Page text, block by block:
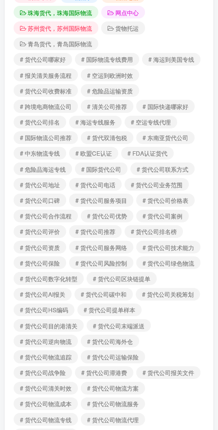
珠海货代，珠海国际物流
网点中心
苏州货代，苏州国际物流
货物托运
青岛货代，青岛国际物流
# 货代公司哪家好
# 国际物流专线费用
# 海运到美国专线
# 报关清关服务流程
# 空运到欧洲时效
# 货代公司收费标准
# 危险品运输资质
# 跨境电商物流公司
# 清关公司推荐
# 国际快递哪家好
# 货代公司排名
# 海运专线服务
# 空运专线代理
# 国际物流公司推荐
# 货代双清包税
# 东南亚货代公司
# 中东物流专线
# 欧盟CE认证
# FDA认证货代
# 危险品海运专线
# 国际货代公司
# 货代公司联系方式
# 货代公司地址
# 货代公司电话
# 货代公司业务范围
# 货代公司口碑
# 货代公司服务项目
# 货代公司价格表
# 货代公司合作流程
# 货代公司优势
# 货代公司案例
# 货代公司评价
# 货代公司推荐
# 货代公司排名榜
# 货代公司资质
# 货代公司服务网络
# 货代公司技术能力
# 货代公司保险
# 货代公司风险控制
# 货代公司绿色物流
# 货代公司数字化转型
# 货代公司区块链提单
# 货代公司AI报关
# 货代公司碳中和
# 货代公司关税筹划
# 货代公司HS编码
# 货代公司提单样本
# 货代公司目的港清关
# 货代公司末端派送
# 货代公司逆向物流
# 货代公司海外仓
# 货代公司物流追踪
# 货代公司运输保险
# 货代公司战争险
# 货代公司滞港费
# 货代公司报关文件
# 货代公司清关时效
# 货代公司物流方案
# 货代公司物流成本
# 货代公司物流服务
# 货代公司物流专线
# 货代公司物流代理